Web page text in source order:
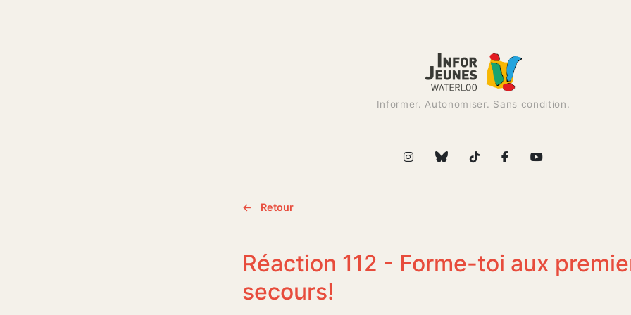
Informer. Autonomiser. Sans condition.
← Retour
Réaction 112 - Forme-toi aux
secours!